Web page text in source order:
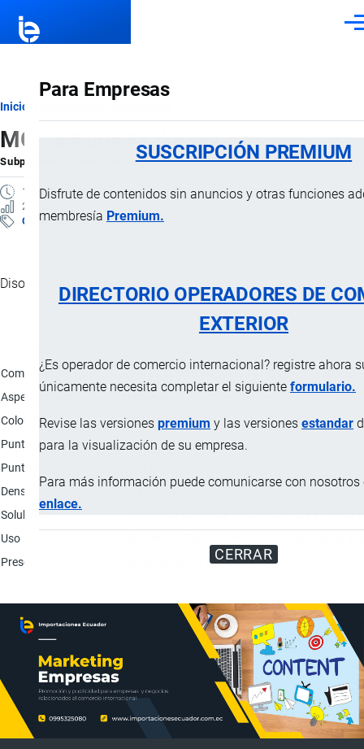
Para Empresas
SUSCRIPCIÓN PREMIUM
Disfrute de contenidos sin anuncios y otras funciones
membresía Premium.
DIRECTORIO OPERADORES DE
EXTERIOR
¿Es operador de comercio internacional? registre ahora
únicamente necesita completar el siguiente formulario.
Revise las versiones premium y las versiones estandar
para la visualización de su empresa.
Para más información puede comunicarse con nosotros
enlace.
CERRAR
Ruta
de
navegación
Inicio
MC-7BK004 Make Up
Subpartida Arancelaria porImportaciones …, 26 Febrero, 2025
1 MINUTO
2 VISTAS
Clasificación Arancelaria
Disolvente a base de etanol.
Componentes (p/p)
Metilpropilcetona (CAS 107-87-9): 60 - 70%;
Aspecto físico
Color
Claro o pálido; Azul.
Punto de fusión
78 ºC
Punto de ebullición
Densidad relativa (25 ºC)
Solubilidad
Uso
Presentación
Envases de 1.2 litros.